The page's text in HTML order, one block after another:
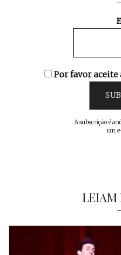
Por favor aceite
A subscrição é
um
LEIAM